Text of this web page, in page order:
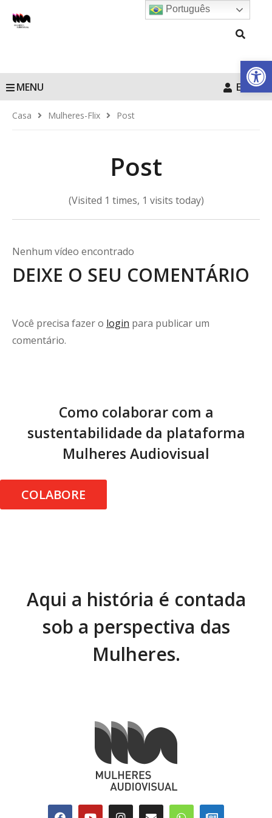
Barra de
MENU Entrar
Casa Mulheres-Flix Post
Post
(Visited 1 times, 1 visits today)
Nenhum vídeo encontrado
DEIXE O SEU COMENTÁRIO
Você precisa fazer o login para publicar um
comentário.
Como colaborar com a
sustentabilidade da plataforma
Mulheres Audiovisual
COLABORE
Aqui a história é contada
sob a perspectiva das
Mulheres.
Português